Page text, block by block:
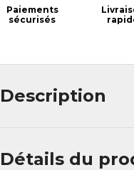
Paiements
sécurisés
Description
Détails du